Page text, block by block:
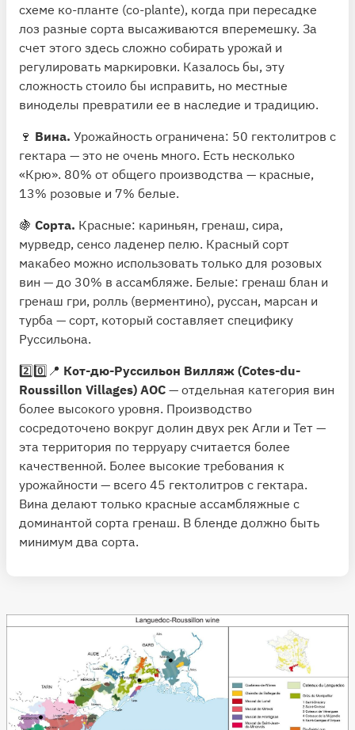
схеме ко-планте (co-plante), когда при пересадке
лоз разные сорта высаживаются вперемешку. За
счет этого здесь сложно собирать урожай и
регулировать маркировки. Казалось бы, эту
сложность стоило бы исправить, но местные
виноделы превратили ее в наследие и традицию.
🍷 Вина. Урожайность ограничена: 50 гектолитров с
гектара — это не очень много. Есть несколько
«Крю». 80% от общего производства — красные,
13% розовые и 7% белые.
🍇 Сорта. Красные: кариньян, гренаш, сира,
мурведр, сенсо ладенер пелю. Красный сорт
макабео можно использовать только для розовых
вин — до 30% в ассамбляже. Белые: гренаш блан и
гренаш гри, ролль (верментино), руссан, марсан и
турба — сорт, который составляет специфику
Руссильона.
2️⃣0️⃣📍 Кот-дю-Руссильон Вилляж (Cotes-du-
Roussillon Villages) АОС — отдельная категория вин
более высокого уровня. Производство
сосредоточено вокруг долин двух рек Агли и Тет —
эта территория по терруару считается более
качественной. Более высокие требования к
урожайности — всего 45 гектолитров с гектара.
Вина делают только красные ассамбляжные с
доминантой сорта гренаш. В бленде должно быть
минимум два сорта.